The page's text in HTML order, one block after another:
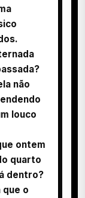
não
louco
ontem
quarto
dentro?
o